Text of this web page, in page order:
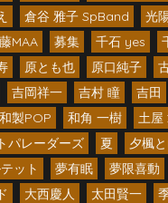
倉谷 雅子 SpBand
光
MAA 募集 千石 yes
原とも也 原口純子
吉岡祥一 吉村 瞳 吉田
和製POP 和角 一樹
土屋
パレーダーズ 夏
夕楓
ット 夢有眠 夢限喜動
大西慶人 太田賢一